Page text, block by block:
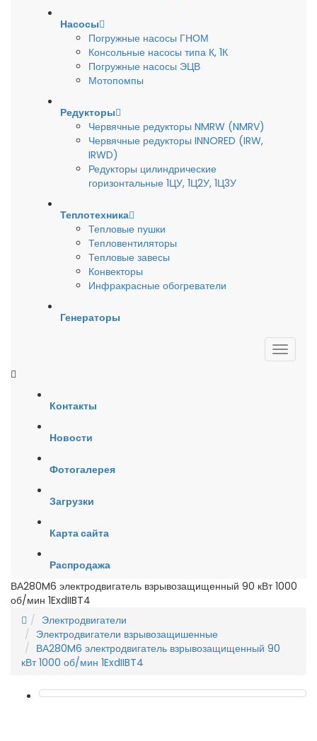
Насосы
Погружные насосы ГНОМ
Консольные насосы типа К, 1К
Погружные насосы ЭЦВ
Мотопомпы
Редукторы
Червячные редукторы NMRW (NMRV)
Червячные редукторы INNORED (IRW,
IRWD)
Редукторы цилиндрические
горизонтальные 1ЦУ, 1Ц2У, 1Ц3У
Теплотехника
Тепловые пушки
Тепловентиляторы
Тепловые завесы
Конвекторы
Инфракрасные обогреватели
Генераторы
Контакты
Новости
Фотогалерея
Загрузки
Карта сайта
Распродажа
ВА280M6 электродвигатель взрывозащищенный 90 кВт 1000
об/мин 1ExdIIBT4
Электродвигатели
Электродвигатели взрывозащишенные
ВА280M6 электродвигатель взрывозащищенный 90
кВт 1000 об/мин 1ExdIIBT4